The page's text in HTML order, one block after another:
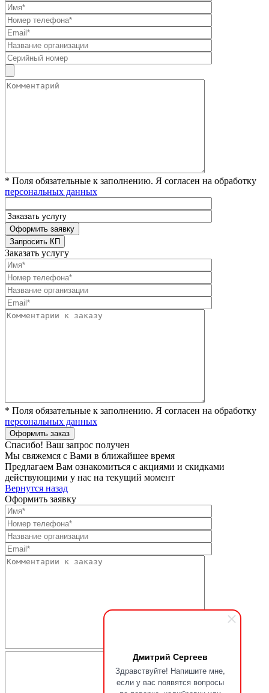
Дмитрий Сергеев
Здравствуйте! Напишите мне,
если у вас появятся вопросы
* Поля обязательные к заполнению. Я согласен на обработку
персональных данных
Заказать услугу
* Поля обязательные к заполнению. Я согласен на обработку
персональных данных
Спасибо! Ваш запрос получен
Мы свяжемся с Вами в ближайшее время
Предлагаем Вам ознакомиться с акциями и скидками
действующими у нас на текущий момент
Вернутся назад
Оформить заявку